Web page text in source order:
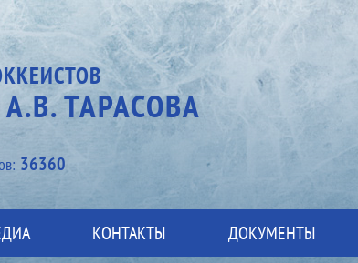
ТАРАСОВА
36360
КОНТАКТЫ ДОКУМЕНТЫ